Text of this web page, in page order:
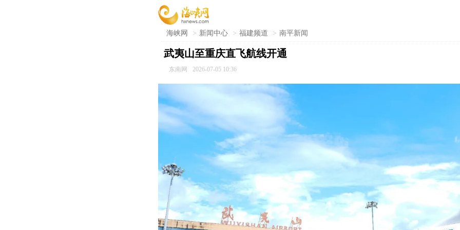
海峡网 > 新闻中心 > 福建频道 > 南平新闻
武夷山至重庆直飞航线开通
东南网 2026-07-05 10:36